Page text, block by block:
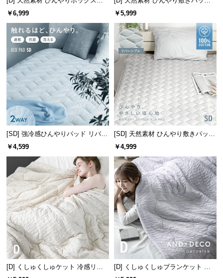
品
の
配
送
つ
い
て
小
型
商
品
配
送
に
つ
い
て
開
梱
ーツ 綿100% 洗える
￥6,999
綿100% リバーシブル 洗える
￥5,999
[SD] 強冷感ひんやりパッド リバー
シブル プレミアム 速乾 抗菌 洗え
￥4,599
[SD] 天然素材 ひんやり敷きパッド
綿100% リバーシブル 洗える
￥4,999
[D] くしゅくしゅケット 冷感リバ
ーシブル 洗える
[D] くしゅくしゅブランケット レ
ーヨン100% とろける肌触り